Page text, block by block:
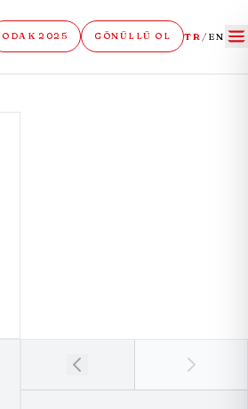
ODAK 2025 GÖNÜLLÜ OL TR /EN